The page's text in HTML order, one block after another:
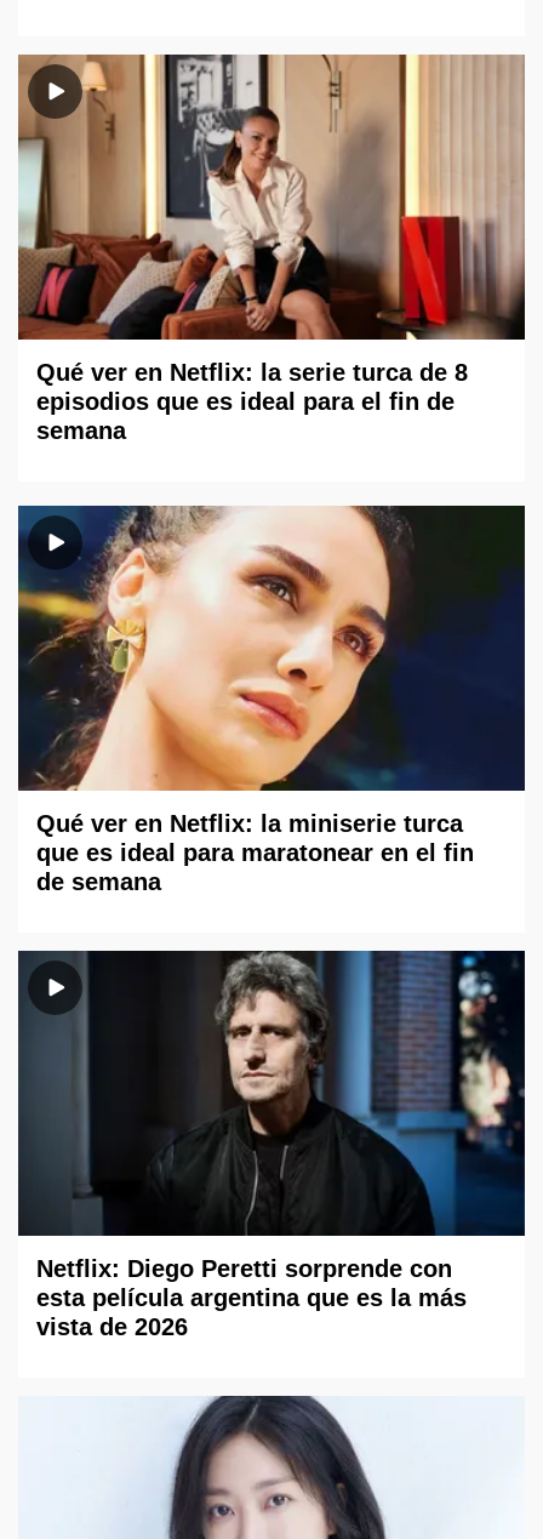
Qué ver en Netflix: la serie turca de 8
episodios que es ideal para el fin de
semana
Qué ver en Netflix: la miniserie turca
que es ideal para maratonear en el fin
de semana
Netflix: Diego Peretti sorprende con
esta película argentina que es la más
vista de 2026